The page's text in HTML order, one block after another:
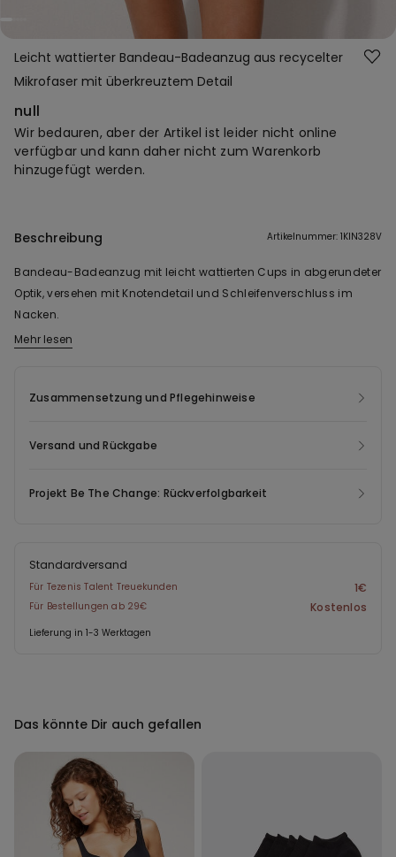
Leicht wattierter Bandeau-Badeanzug aus recycelter
Mikrofaser mit überkreuztem Detail
null
Wir bedauren, aber der Artikel ist leider nicht online
verfügbar und kann daher nicht zum Warenkorb
hinzugefügt werden.
Beschreibung Artikelnummer: 1KIN328V
Bandeau-Badeanzug mit leicht wattierten Cups in abgerundeter
Optik, versehen mit Knotendetail und Schleifenverschluss im
Nacken.
Das Gewebe dieses Modells enthält zertifiziertes recyceltes Garn,
Kunststoffflaschen gewonnen wird. Für die Fertigung dieses
Normaler Beinausschnitt.
Mehr lesen
Zusammensetzung und Pflegehinweise
Versand und Rückgabe
Projekt Be The Change: Rückverfolgbarkeit
Standardversand
Für Tezenis Talent Treuekunden 1€
Für Bestellungen ab 29€ Kostenlos
Lieferung in 1-3 Werktagen
Das könnte Dir auch gefallen